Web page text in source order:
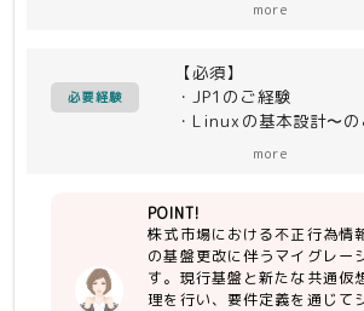
定
・既存ソースを利用し
ン（ミドルウェアバー
レームワーク変更）
データ移行が主な対象
more
必要経験
【必須】
・JP1のご経験
・Linuxの基本設計〜
【尚可】
・証券業務、取引所関
・Javaに関するご経験
・Oracleに関するご経
more
POINT!
株式市場における不正行為情
の基盤更改に伴うマイグレー
す。現行基盤と新たな共通仮
理を行い、要件定義を通じて